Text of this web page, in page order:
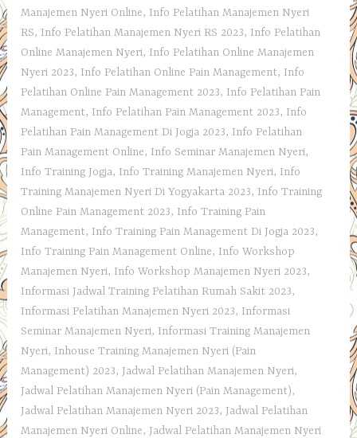
Manajemen Nyeri Online, Info Pelatihan Manajemen Nyeri
RS, Info Pelatihan Manajemen Nyeri RS 2023, Info Pelatihan
Online Manajemen Nyeri, Info Pelatihan Online Manajemen
Nyeri 2023, Info Pelatihan Online Pain Management, Info
Pelatihan Online Pain Management 2023, Info Pelatihan Pain
Management, Info Pelatihan Pain Management 2023, Info
Pelatihan Pain Management Di Jogja 2023, Info Pelatihan
Pain Management Online, Info Seminar Manajemen Nyeri,
Info Training Jogja, Info Training Manajemen Nyeri, Info
Training Manajemen Nyeri Di Yogyakarta 2023, Info Training
Online Pain Management 2023, Info Training Pain
Management, Info Training Pain Management Di Jogja 2023,
Info Training Pain Management Online, Info Workshop
Manajemen Nyeri, Info Workshop Manajemen Nyeri 2023,
Informasi Jadwal Training Pelatihan Rumah Sakit 2023,
Informasi Pelatihan Manajemen Nyeri 2023, Informasi
Seminar Manajemen Nyeri, Informasi Training Manajemen
Nyeri, Inhouse Training Manajemen Nyeri (Pain
Management) 2023, Jadwal Pelatihan Manajemen Nyeri,
Jadwal Pelatihan Manajemen Nyeri (Pain Management),
Jadwal Pelatihan Manajemen Nyeri 2023, Jadwal Pelatihan
Manajemen Nyeri Online, Jadwal Pelatihan Manajemen Nyeri